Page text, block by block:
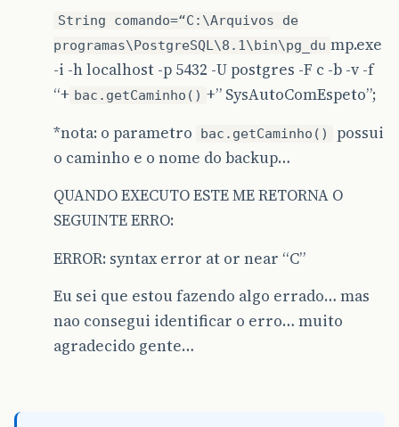
String comando=“C:\Arquivos de
programas\PostgreSQL\8.1\bin\pg_du mp.exe
-i -h localhost -p 5432 -U postgres -F c -b -v -f
“+ bac.getCaminho() +” SysAutoComEspeto”;
*nota: o parametro
bac.getCaminho()
possui
o caminho e o nome do backup…
QUANDO EXECUTO ESTE ME RETORNA O
SEGUINTE ERRO:
ERROR: syntax error at or near “C”
Eu sei que estou fazendo algo errado… mas
nao consegui identificar o erro… muito
agradecido gente…